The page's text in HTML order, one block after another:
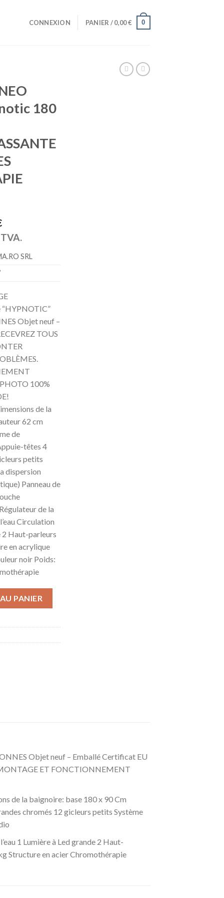
CONNEXION PANIER /0,00€ 0
180
SRL
Objet neuf –
TOUS
100%
de la
62 cm
de
têtes 4
petits
dispersion
Panneau de
de la
Circulation
2 Haut-parleurs
en acrylique
noir Poids:
PANIER
Objet neuf – Emballé Certificat EU
MONTAGE ET FONCTIONNEMENT
de la baignoire: base 180 x 90 Cm
chromés 12 gicleurs petits Système
1 Lumière à Led grande 2 Haut-
Structure en acier Chromothérapie